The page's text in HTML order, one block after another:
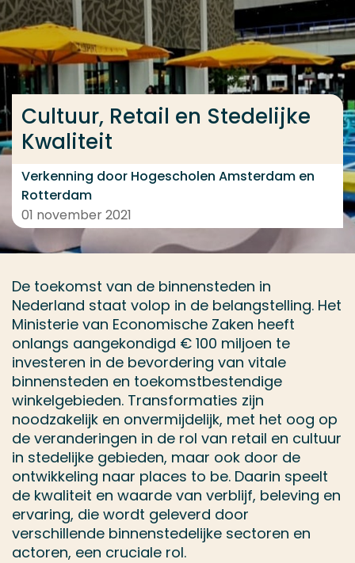
Ga direct naar de content
... > Retail en Cultuur
Cultuur, Retail en Stedelijke
Kwaliteit
Verkenning door Hogescholen Amsterdam en
Rotterdam
01 november 2021
De toekomst van de binnensteden in
Nederland staat volop in de belangstelling. Het
Ministerie van Economische Zaken heeft
onlangs aangekondigd € 100 miljoen te
investeren in de bevordering van vitale
binnensteden en toekomstbestendige
winkelgebieden. Transformaties zijn
noodzakelijk en onvermijdelijk, met het oog op
de veranderingen in de rol van retail en cultuur
in stedelijke gebieden, maar ook door de
ontwikkeling naar places to be. Daarin speelt
de kwaliteit en waarde van verblijf, beleving en
ervaring, die wordt geleverd door
verschillende binnenstedelijke sectoren en
actoren, een cruciale rol.
Veel gezocht
Opleiding
Contact